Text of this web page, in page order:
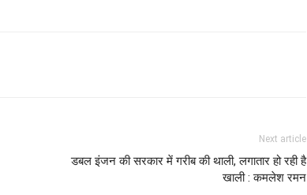
Next article
डबल इंजन की सरकार में गरीब की थाली, लगातार हो रही है
खाली : कमलेश रमन